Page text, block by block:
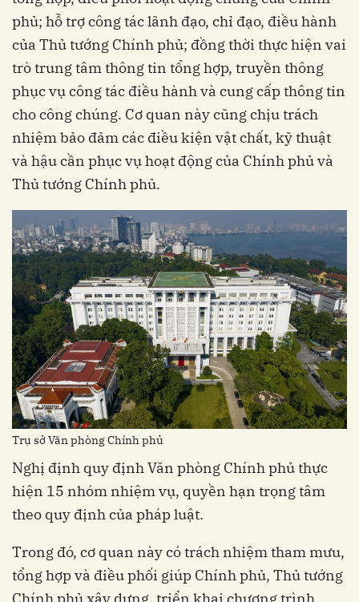
phủ; hỗ trợ công tác lãnh đạo, chỉ đạo, điều hành
của Thủ tướng Chính phủ; đồng thời thực hiện vai
trò trung tâm thông tin tổng hợp, truyền thông
phục vụ công tác điều hành và cung cấp thông tin
cho công chúng. Cơ quan này cũng chịu trách
nhiệm bảo đảm các điều kiện vật chất, kỹ thuật
và hậu cần phục vụ hoạt động của Chính phủ và
Thủ tướng Chính phủ.
Trụ sở Văn phòng Chính phủ
Nghị định quy định Văn phòng Chính phủ thực
hiện 15 nhóm nhiệm vụ, quyền hạn trọng tâm
theo quy định của pháp luật.
Trong đó, cơ quan này có trách nhiệm tham mưu,
tổng hợp và điều phối giúp Chính phủ, Thủ tướng